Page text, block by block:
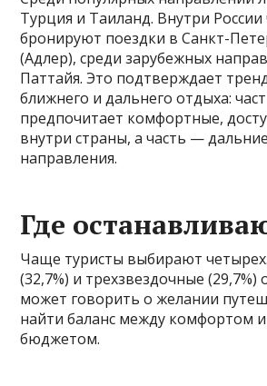
Турция и Таиланд. Внутри России
бронируют поездки в Санкт-
(Адлер), среди зарубежных
Паттайя. Это подтверждает
ближнего и дальнего отдыха:
предпочитает комфортные,
внутри страны, а часть —
направления.
Где
Чаще туристы выбирают
(32,7%) и трехзвездочные (29,7%)
может говорить о желании
найти баланс между комфортом
бюджетом.